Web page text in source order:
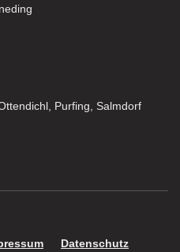
Purfing, Salmdorf
Datenschutz